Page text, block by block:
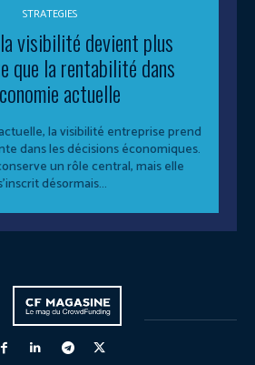
STRATEGIES
visibilité devient plus
que la rentabilité dans
actuelle
la visibilité entreprise prend
dans les décisions économiques.
un rôle central, mais elle
désormais...